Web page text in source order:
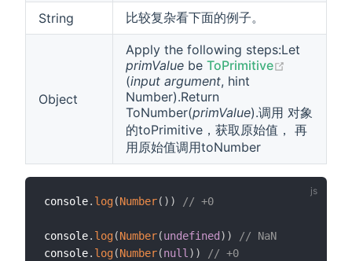
String 比较复杂看下面的例子。
Object
Apply the following steps:Let
primValue be ToPrimitive
(input argument, hint
Number).Return
ToNumber(primValue).调用 对象
的toPrimitive，获取原始值， 再
用原始值调用toNumber
console. log(Number( ) ) // +0
console. log(Number(undefined ) )
// NaN
console. log(Number(null) ) // +0